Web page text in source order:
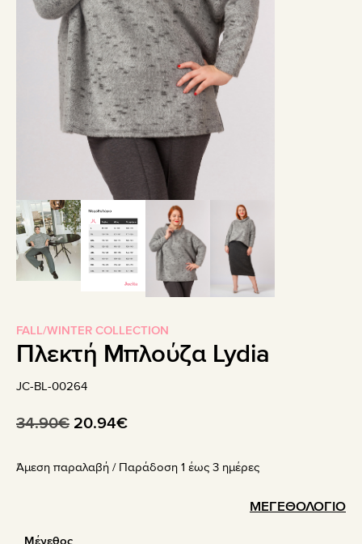
FALL/WINTER COLLECTION
Πλεκτή Μπλούζα Lydia
JC-BL-00264
34.90€ Original
was:
20.94€Η
τιμή
Άμεση παραλαβή / Παράδoση 1 έως 3 ημέρες
ΜΕΓΕΘΟΛΟΓΙΟ
Μέγεθος